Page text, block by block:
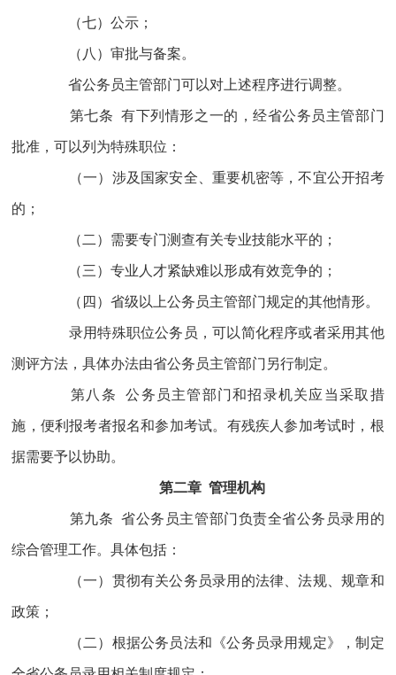
（七）公示；
（八）审批与备案。
省公务员主管部门可以对上述程序进行调整。
第七条 有下列情形之一的，经省公务员主管部门
批准，可以列为特殊职位：
（一）涉及国家安全、重要机密等，不宜公开招考
的；
（二）需要专门测查有关专业技能水平的；
（三）专业人才紧缺难以形成有效竞争的；
（四）省级以上公务员主管部门规定的其他情形。
录用特殊职位公务员，可以简化程序或者采用其他
测评方法，具体办法由省公务员主管部门另行制定。
第八条 公务员主管部门和招录机关应当采取措
施，便利报考者报名和参加考试。有残疾人参加考试时，根
据需要予以协助。
第二章 管理机构
第九条 省公务员主管部门负责全省公务员录用的
综合管理工作。具体包括：
（一）贯彻有关公务员录用的法律、法规、规章和
政策；
（二）根据公务员法和《公务员录用规定》，制定